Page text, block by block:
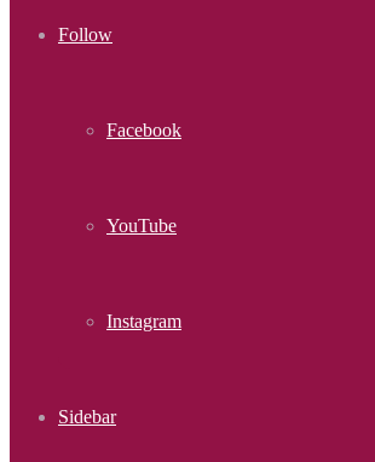
Follow
Facebook
YouTube
Instagram
Sidebar